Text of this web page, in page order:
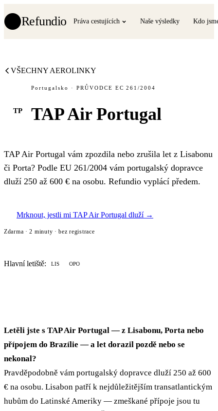
Refundio Práva cestujících Naše výsledky Kdo
VŠECHNY AEROLINKY
TP
Portugalsko · PRŮVODCE EC 261/2004
TAP Air Portugal
TAP Air Portugal vám zpozdila nebo zrušila let z Lisabonu
či Porta? Podle EU 261/2004 vám portugalský dopravce
dluží 250 až 600 € na osobu. Refundio vyplácí předem.
Mrknout, jestli mi TAP Air Portugal dluží →
Zdarma · 2 minuty · bez registrace
Hlavní letiště: LIS OPO
Letěli jste s TAP Air Portugal — z Lisabonu, Porta nebo
přípojem do Brazílie — a let dorazil pozdě nebo se
nekonal?
Pravděpodobně vám portugalský dopravce dluží 250 až 600
€ na osobu. Lisabon patří k nejdůležitějším transatlantickým
hubům do Latinské Ameriky — zmeškané přípoje jsou tu